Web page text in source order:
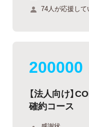
74人が応援して
200000
【法人向け】
確約コース